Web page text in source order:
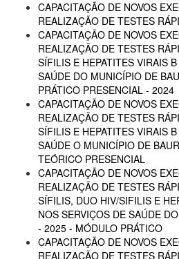
CAPACITAÇÃO DE NOVOS
REALIZAÇÃO DE TESTES
CAPACITAÇÃO DE NOVOS
REALIZAÇÃO DE TESTES
SÍFILIS E HEPATITES VIRAIS
SAÚDE DO MUNICÍPIO DE
PRÁTICO PRESENCIAL - 2024
CAPACITAÇÃO DE NOVOS
REALIZAÇÃO DE TESTES
SÍFILIS E HEPATITES VIRAIS
SAÚDE O MUNICÍPIO DE
TEÓRICO PRESENCIAL
CAPACITAÇÃO DE NOVOS
REALIZAÇÃO DE TESTES
SÍFILIS, DUO HIV/SIFILIS E
NOS SERVIÇOS DE SAÚDE
- 2025 - MÓDULO PRÁTICO
CAPACITAÇÃO DE NOVOS
REALIZAÇÃO DE TESTES